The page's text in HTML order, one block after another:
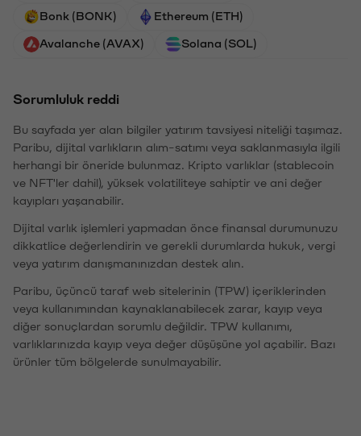
Bonk (BONK) Ethereum (ETH)
Avalanche (AVAX) Solana (SOL)
Sorumluluk reddi
Bu sayfada yer alan bilgiler yatırım tavsiyesi niteliği taşımaz.
Paribu, dijital varlıkların alım-satımı veya saklanmasıyla ilgili
herhangi bir öneride bulunmaz. Kripto varlıklar (stablecoin
ve NFT'ler dahil), yüksek volatiliteye sahiptir ve ani değer
kayıpları yaşanabilir.
Dijital varlık işlemleri yapmadan önce finansal durumunuzu
dikkatlice değerlendirin ve gerekli durumlarda hukuk, vergi
veya yatırım danışmanınızdan destek alın.
Paribu, üçüncü taraf web sitelerinin (TPW) içeriklerinden
veya kullanımından kaynaklanabilecek zarar, kayıp veya
diğer sonuçlardan sorumlu değildir. TPW kullanımı,
varlıklarınızda kayıp veya değer düşüşüne yol açabilir. Bazı
ürünler tüm bölgelerde sunulmayabilir.